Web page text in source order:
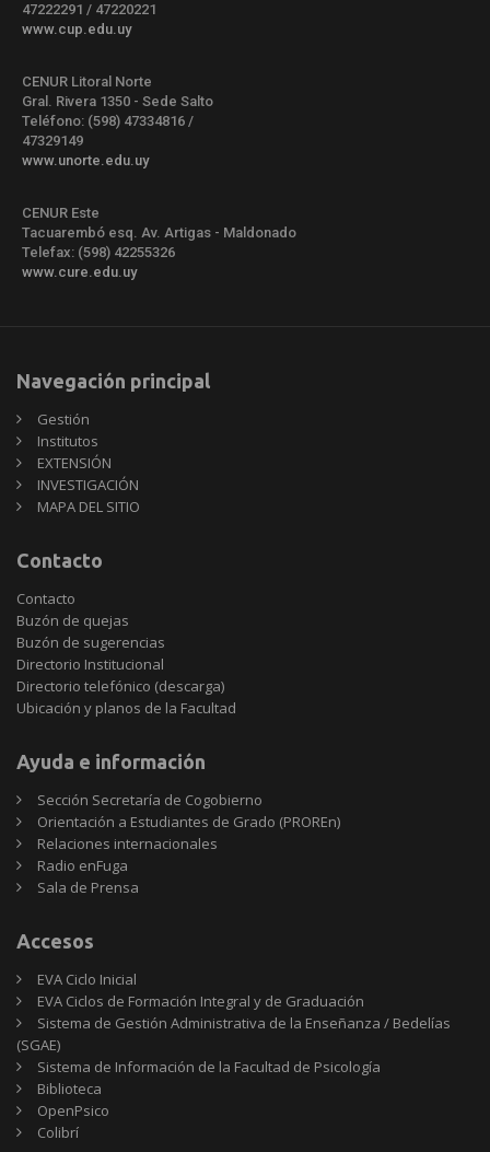
47222291 / 47220221
www.cup.edu.uy
CENUR Litoral Norte
Gral. Rivera 1350 - Sede Salto
Teléfono: (598) 47334816 /
47329149
www.unorte.edu.uy
CENUR Este
Tacuarembó esq. Av. Artigas - Maldonado
Telefax: (598) 42255326
www.cure.edu.uy
Navegación principal
Gestión
Institutos
EXTENSIÓN
INVESTIGACIÓN
MAPA DEL SITIO
Contacto
Contacto
Buzón de quejas
Buzón de sugerencias
Directorio Institucional
Directorio telefónico (descarga)
Ubicación y planos de la Facultad
Ayuda e información
Sección Secretaría de Cogobierno
Orientación a Estudiantes de Grado (PROREn)
Relaciones internacionales
Radio enFuga
Sala de Prensa
Accesos
EVA Ciclo Inicial
EVA Ciclos de Formación Integral y de Graduación
Sistema de Gestión Administrativa de la Enseñanza / Bedelías
(SGAE)
Sistema de Información de la Facultad de Psicología
Biblioteca
OpenPsico
Colibrí